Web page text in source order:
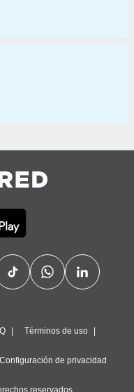
Términos de uso
Configuración de privacidad
reservados